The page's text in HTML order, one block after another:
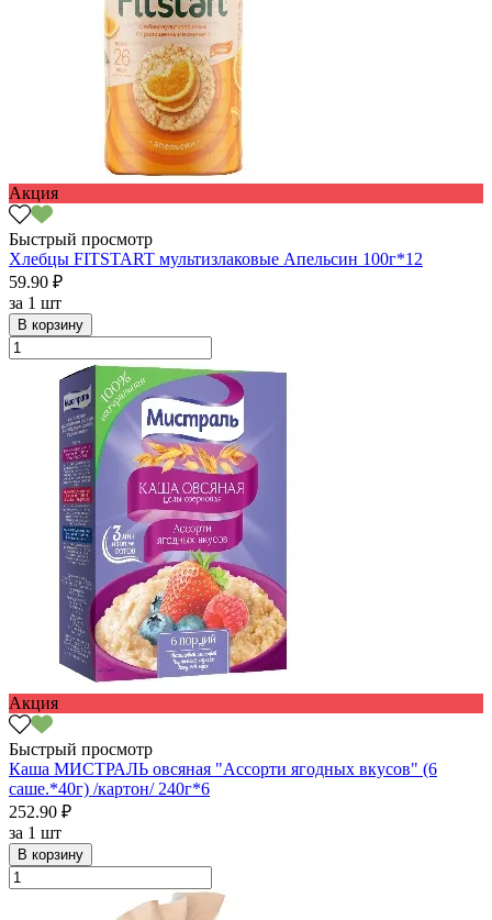
Акция
Быстрый просмотр
Хлебцы FITSTART мультизлаковые Апельсин 100г*12
59.90 ₽
за 1 шт
В корзину
Акция
Быстрый просмотр
Каша МИСТРАЛЬ овсяная "Ассорти ягодных вкусов" (6
саше.*40г) /картон/ 240г*6
252.90 ₽
за 1 шт
В корзину